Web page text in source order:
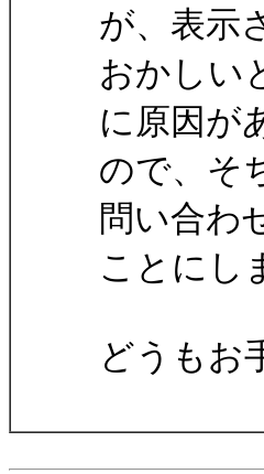
が、表示
おかしい
に原因が
ので、そ
問い合わ
ことにし
どうもお